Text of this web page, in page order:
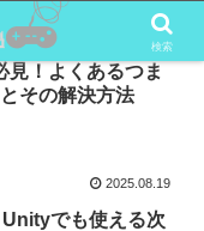
見！よくあるつま
その解決方法
2025.08.19
でも使える次
検索